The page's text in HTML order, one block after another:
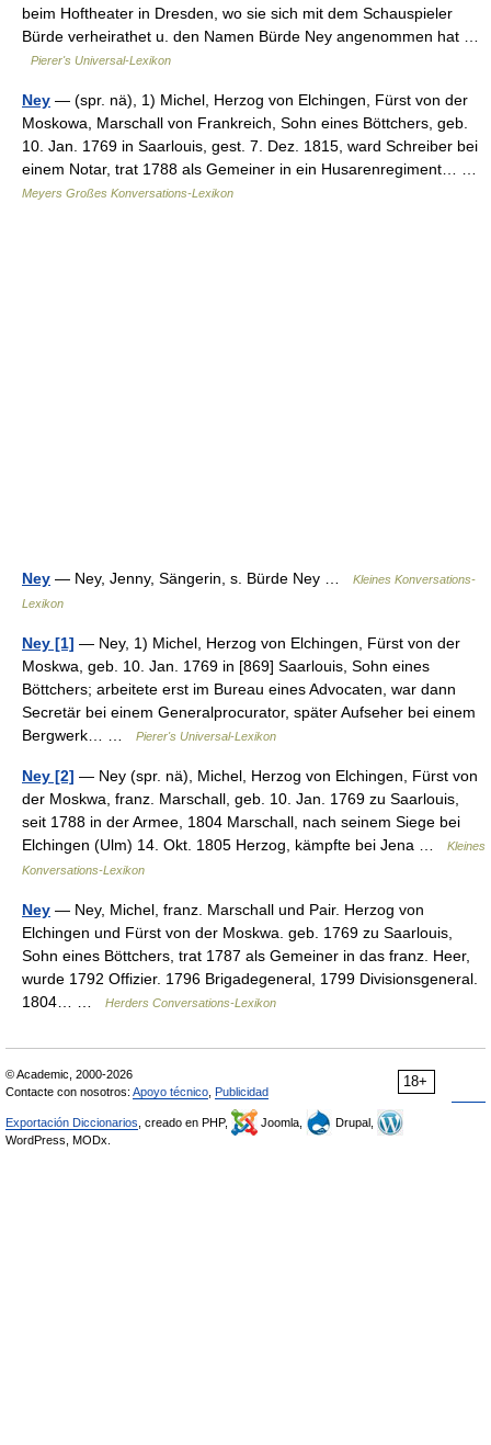
beim Hoftheater in Dresden, wo sie sich mit dem Schauspieler
Bürde verheirathet u. den Namen Bürde Ney angenommen hat …
Pierer's Universal-Lexikon
Ney — (spr. nä), 1) Michel, Herzog von Elchingen, Fürst von der
Moskowa, Marschall von Frankreich, Sohn eines Böttchers, geb.
10. Jan. 1769 in Saarlouis, gest. 7. Dez. 1815, ward Schreiber bei
einem Notar, trat 1788 als Gemeiner in ein Husarenregiment… …
Meyers Großes Konversations-Lexikon
Ney — Ney, Jenny, Sängerin, s. Bürde Ney …
Kleines Konversations-
Lexikon
Ney [1] — Ney, 1) Michel, Herzog von Elchingen, Fürst von der
Moskwa, geb. 10. Jan. 1769 in [869] Saarlouis, Sohn eines
Böttchers; arbeitete erst im Bureau eines Advocaten, war dann
Secretär bei einem Generalprocurator, später Aufseher bei einem
Bergwerk… …
Pierer's Universal-Lexikon
Ney [2] — Ney (spr. nä), Michel, Herzog von Elchingen, Fürst von
der Moskwa, franz. Marschall, geb. 10. Jan. 1769 zu Saarlouis,
seit 1788 in der Armee, 1804 Marschall, nach seinem Siege bei
Elchingen (Ulm) 14. Okt. 1805 Herzog, kämpfte bei Jena …
Kleines
Konversations-Lexikon
Ney — Ney, Michel, franz. Marschall und Pair. Herzog von
Elchingen und Fürst von der Moskwa. geb. 1769 zu Saarlouis,
Sohn eines Böttchers, trat 1787 als Gemeiner in das franz. Heer,
wurde 1792 Offizier. 1796 Brigadegeneral, 1799 Divisionsgeneral.
1804… …
Herders Conversations-Lexikon
18+
© Academic, 2000-2026
Contacte con nosotros: Apoyo técnico Publicidad
Exportación Diccionarios , creado en PHP, Joomla,
Drupal,
WordPress, MODx.